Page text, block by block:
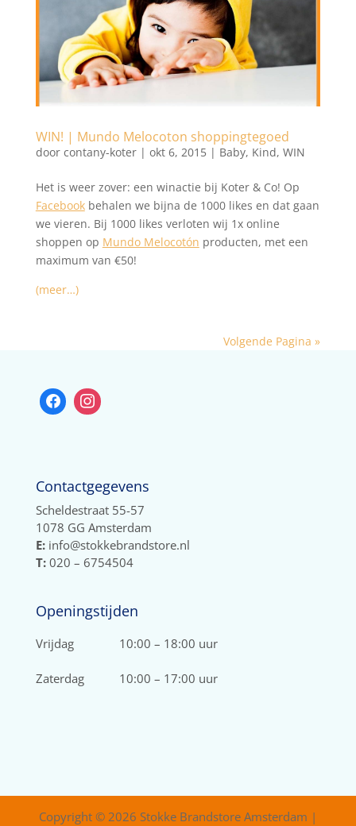
WIN! | Mundo Melocoton shoppingtegoed
door contany-koter| okt 6, 2015| Baby, Kind, WIN
Het is weer zover: een winactie bij Koter & Co! Op
Facebookbehalen we bijna de 1000 likes en dat gaan
we vieren. Bij 1000 likes verloten wij 1x online
shoppen op Mundo Melocotón producten, met een
maximum van €50!
(meer…)
Volgende Pagina »
Contactgegevens
Scheldestraat 55-57
1078 GG Amsterdam
E:info@stokkebrandstore.nl
T:020 – 6754504
Openingstijden
Vrijdag 10:00 – 18:00 uur
Zaterdag 10:00 – 17:00 uur
Copyright © 2026 Stokke Brandstore Amsterdam |